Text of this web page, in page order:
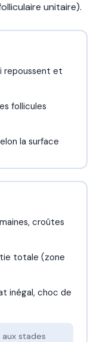
unitaire).
repoussent et
follicules
la surface
croûtes
totale (zone
inégal, choc de
stades